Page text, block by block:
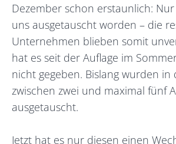
Dezember schon erstaunlich:
uns ausgetauscht worden – die
Unternehmen blieben somit
hat es seit der Auflage im
nicht gegeben. Bislang wurden in
zwischen zwei und maximal fünf
ausgetauscht.
Jetzt hat es nur diesen einen